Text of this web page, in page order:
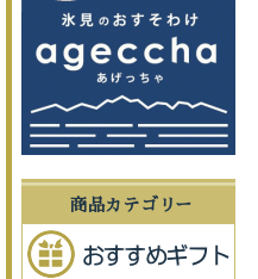
商品カテゴリー